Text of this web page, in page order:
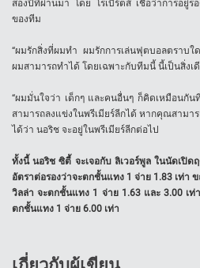
สองปีที่ผ่านมา โดย โรเบิร์ตส์ เชื่อว่าการอยู่
ของทีม
“ผมรักสิ่งที่ผมทำ ผมรักการเล่นฟุตบอลตราบใ
ผมสามารถทำได้ โดยเฉพาะกับทีมนี้ นี้เป็นสิ่งเ
“ผมมั่นใจว่า เด็กๆ และคนอื่นๆ ก็คิดเหมือนกัน
สามารถลงแข่งในพรีเมียร์ลีกได้ หากคุณสามา
ได้ว่า นอริช จะอยู่ในพรีเมียร์ลีกต่อไป
ทั้งนี้ นอริช ซิตี้ จะเจอกับ ลิเวอร์พูล ในนัดเปิ
อัตราต่อรองว่าจะตกชั้นแทง 1 จ่าย 1.83 เท่า
วิลล่า จะตกชั้นแทง 1 จ่าย 1.63 และ 3.00 เ
ตกชั้นแทง 1 จ่าย 6.00 เท่า